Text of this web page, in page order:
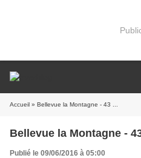
Accueil » Bellevue la Montagne - 43 ...
Bellevue la Montagne -
Publié le 09/06/2016 à 05:00